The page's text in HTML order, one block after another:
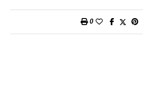
basandosi sui pochi ricordi, nella flebile
0